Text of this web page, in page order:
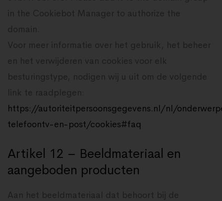
in the Cookiebot Manager to authorize the
domain.
Voor meer informatie over het gebruik, het beheer
en het verwijderen van cookies voor elk
besturingstype, nodigen wij u uit om de volgende
link te raadplegen:
https://autoriteitpersoonsgegevens.nl/nl/
telefoontv-en-post/cookies#faq
Artikel 12 – Beeldmateriaal en
aangeboden producten
Aan het beeldmateriaal dat behoort bij de